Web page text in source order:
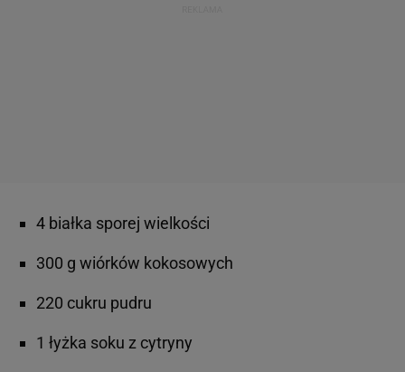
4 białka sporej wielkości
300 g wiórków kokosowych
220 cukru pudru
1 łyżka soku z cytryny